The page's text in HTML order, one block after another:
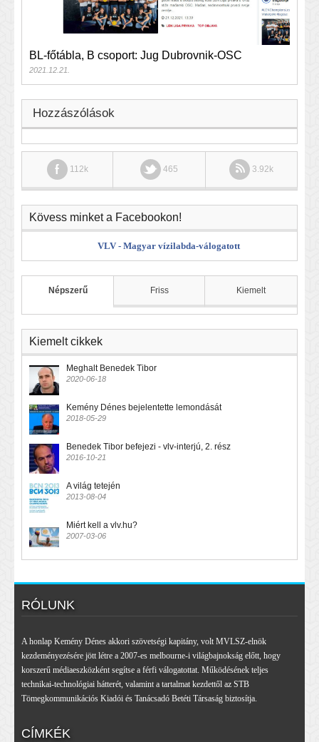
BL-főtábla, B csoport: Jug Dubrovnik-OSC
2021.12.21.
Hozzászólások
112k 465 3.92k
Kövess minket a Facebookon!
VLV - Magyar vízilabda-válogatott
Népszerű Friss Kiemelt
Kiemelt cikkek
Meghalt Benedek Tibor
2020-06-18
Kemény Dénes bejelentette lemondását
2018-05-29
Benedek Tibor befejezi - vlv-interjú, 2. rész
2016-10-21
A világ tetején
2013-08-04
Miért kell a vlv.hu?
2007-03-06
RÓLUNK
A honlap Kemény Dénes akkori szövetségi kapitány, volt MVLSZ-elnök
kezdeményezésére jött létre a 2007-es melbourne-i világbajnokság előtt, hogy
korszerű médiaeszközként segítse a férfi válogatottat. Működésének teljes
technikai-technológiai hátterét, valamint a tartalmat kezdettől az STB
Tömegkommunikációs Kiadói és Tanácsadó Betéti Társaság biztosítja.
CÍMKÉK